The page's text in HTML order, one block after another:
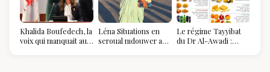
Khalida Boufedech, la
voix qui manquait au
Léna Situations en
seroual mdouwer au
Le régime Tayyibat
du Dr Al-Awadi :